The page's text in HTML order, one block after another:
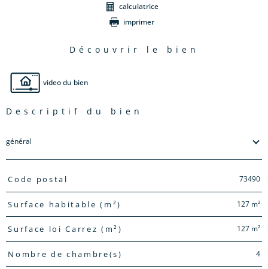
calculatrice
imprimer
découvrir le bien
video du bien
descriptif du bien
général
TRAD_PAMPERO_Caracteristique
Code postal 73490
Surface habitable (m²) 127 m²
Surface loi Carrez (m²) 127 m²
Nombre de chambre(s) 4